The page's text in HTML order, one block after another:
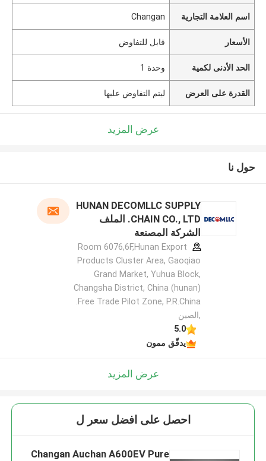
اسم العلامة التجارية Changan
الأسعار قابل للتفاوض
الحد الأدنى لكمية وحدة 1
القدرة على العرض ليتم التفاوض عليها
عرض المزيد
حول نا
HUNAN DECOMLLC SUPPLY
CHAIN CO., LTD. الملف
الشركة المصنعة
Room 6076,6F,Hunan Export
Products Cluster Area, Gaoqiao
Grand Market, Yuhua Block,
Changsha District, China (hunan)
,الصين
5.0
يدقّق ممون
عرض المزيد
احصل على افضل سعر ل
Changan Auchan A600EV Pure